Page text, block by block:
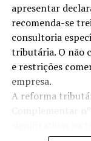
PRÓXIMO POST
Contadores na
informar
partir de 2017
Fiscalidade,
funções dos
adequado
Reintegra
Reintegra e
O programa
apresentar
recomenda-se
consultoria
tributária. O não
e restrições
empresa.
A reforma